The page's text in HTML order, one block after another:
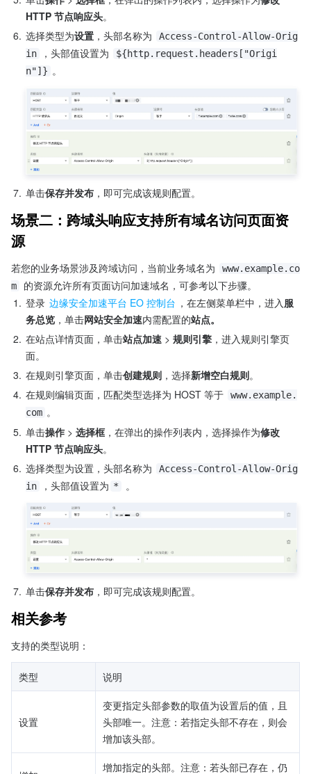
HTTP 节点响应头。
6. 选择类型为设置 ，头部名称为
Access-Control-Allow-Orig
in
，头部值设置为
${http.request.headers["Origi
n"]} 。
7. 单击保存并发布 ，即可完成该规则配置。
场景二：跨域头响应支持所有域名访问页面资
源
若您的业务场景涉及跨域访问，当前业务域名为
www.example.co
m
的资源允许所有页面访问加速域名，可参考以下步骤。
1. 登录 边缘安全加速平台 EO 控制台 ，在左侧菜单栏中，进入服
务总览 ，单击网站安全加速内需配置的站点。
2. 在站点详情页面，单击站点加速 > 规则引擎 ，进入规则引擎页
面。
3. 在规则引擎页面，单击创建规则 ，选择新增空白规则。
4. 在规则编辑页面，匹配类型选择为 HOST 等于
www.example.
com 。
5. 单击操作 > 选择框，在弹出的操作列表内，选择操作为修改
HTTP 节点响应头。
6. 选择类型为设置，头部名称为
Access-Control-Allow-Orig
in
，头部值设置为 * 。
7. 单击保存并发布 ，即可完成该规则配置。
相关参考
支持的类型说明：
类型 说明
设置
变更指定头部参数的取值为设置后的值，且
头部唯一。注意：若指定头部不存在，则会
增加该头部。
增加指定的头部。注意：若头部已存在，仍